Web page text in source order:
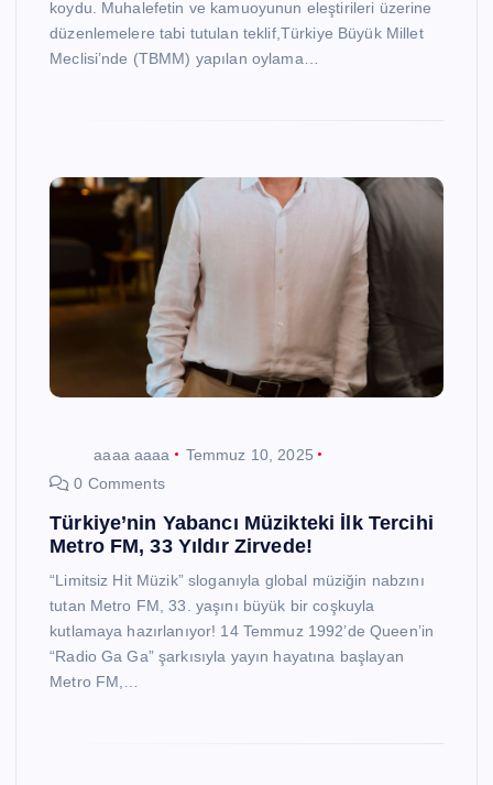
koydu. Muhalefetin ve kamuoyunun eleştirileri üzerine
düzenlemelere tabi tutulan teklif,Türkiye Büyük Millet
Meclisi’nde (TBMM) yapılan oylama…
aaaa aaaa
Temmuz 10, 2025
0 Comments
Türkiye’nin Yabancı Müzikteki İlk Tercihi
Metro FM, 33 Yıldır Zirvede!
“Limitsiz Hit Müzik” sloganıyla global müziğin nabzını
tutan Metro FM, 33. yaşını büyük bir coşkuyla
kutlamaya hazırlanıyor! 14 Temmuz 1992’de Queen’in
“Radio Ga Ga” şarkısıyla yayın hayatına başlayan
Metro FM,…